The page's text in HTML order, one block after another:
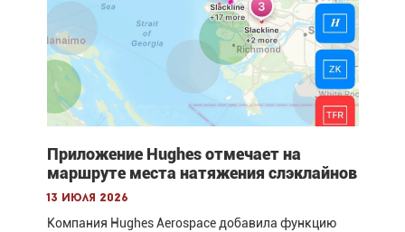
Приложение Hughes отмечает на
маршруте места натяжения слэклайнов
13 июля 2026
Компания Hughes Aerospace добавила функцию